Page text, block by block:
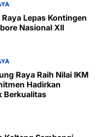
Lepas Kontingen
Nasional XII
Raya Raih Nilai IKM
Hadirkan
Berkualitas